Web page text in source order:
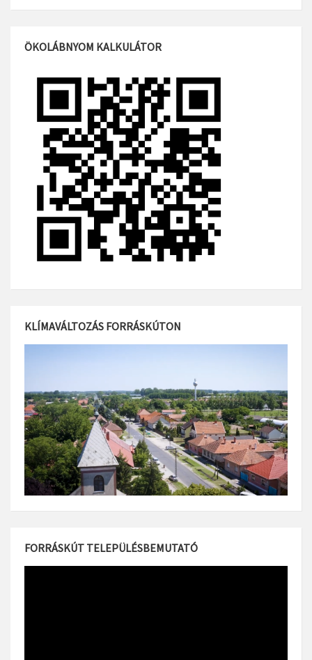
ÖKOLÁBNYOM KALKULÁTOR
KLÍMAVÁLTOZÁS FORRÁSKÚTON
FORRÁSKÚT TELEPÜLÉSBEMUTATÓ